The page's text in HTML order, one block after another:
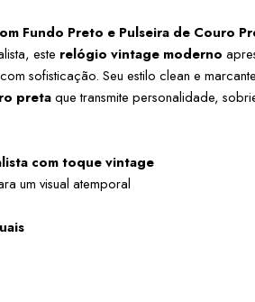
Fundo Preto e Pulseira de Couro
este relógio vintage moderno
sofisticação. Seu estilo clean e
preta que transmite personalidade,
com toque vintage
um visual atemporal